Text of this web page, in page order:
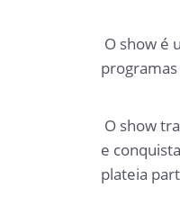
O show é
O show
e
plateia